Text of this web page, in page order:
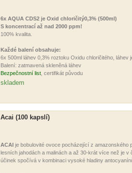
6x AQUA CDS2 je Oxid chloričitý0,3% (500ml)
S koncentrací až nad 2000 ppm!
100% kvalita.
Každé balení obsahuje:
6x 500ml láhev 0,3% roztoku Oxidu chloričitého, láhev
Balení: zatmavená skleněná láhev
Bezpečnostní list, certifikát původu
skladem
Acai (100 kapslí)
ACAIje bobulovité ovoce pocházející z amazonského
lesních jahodách a malinách a až 30-krát více než je
účinek spočívá v kombinaci vysoké hladiny